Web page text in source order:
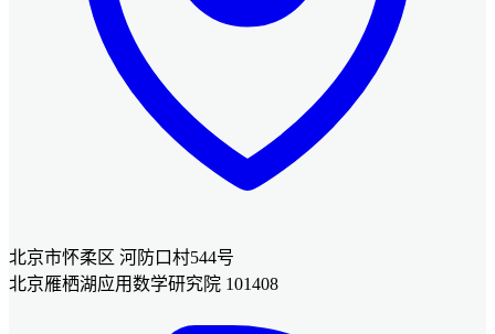
北京市怀柔区 河防口村544号
北京雁栖湖应用数学研究院 101408